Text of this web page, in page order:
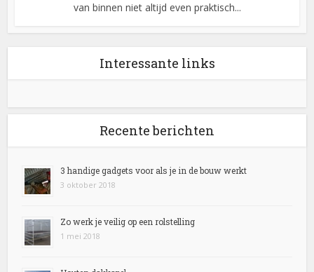
van binnen niet altijd even praktisch...
Interessante links
Recente berichten
3 handige gadgets voor als je in de bouw werkt
3 oktober 2018
Zo werk je veilig op een rolstelling
1 mei 2018